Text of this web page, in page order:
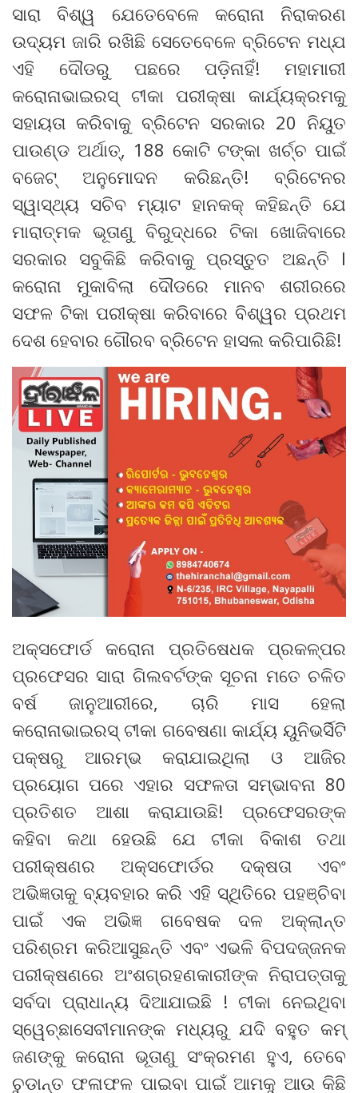
ସାରା ବିଶ୍ୱ ଯେତେବେଳେ କରୋନା ନିରାକରଣ
ଉଦ୍ୟମ ଜାରି ରଖିଛି ସେତେବେଳେ ବ୍ରିଟେନ ମଧ୍ଯ
ଏହି ଦୌଡରୁ ପଛରେ ପଡ଼ିନାହିଁ! ମହାମାରୀ
କରୋନାଭାଇରସ୍ ଟୀକା ପରୀକ୍ଷା କାର୍ଯ୍ୟକ୍ରମକୁ
ସହାୟତା କରିବାକୁ ବ୍ରିଟେନ ସରକାର 20 ନିୟୁତ
ପାଉଣ୍ଡ ଅର୍ଥାତ୍, 188 କୋଟି ଟଙ୍କା ଖର୍ଚ୍ଚ ପାଇଁ
ବଜେଟ୍ ଅନୁମୋଦନ କରିଛନ୍ତି! ବ୍ରିଟେନର
ସ୍ୱାସ୍ଥ୍ୟ ସଚିବ ମ୍ୟାଟ ହାନକକ୍ କହିଛନ୍ତି ଯେ
ମାରାତ୍ମକ ଭୂତାଣୁ ବିରୁଦ୍ଧରେ ଟିକା ଖୋଜିବାରେ
ସରକାର ସବୁକିଛି କରିବାକୁ ପ୍ରସ୍ତୁତ ଅଛନ୍ତି l
କରୋନା ମୁକାବିଲା ଦୌଡରେ ମାନବ ଶରୀରରେ
ସଫଳ ଟିକା ପରୀକ୍ଷା କରିବାରେ ବିଶ୍ୱର ପ୍ରଥମ
ଦେଶ ହେବାର ଗୌରବ ବ୍ରିଟେନ ହାସଲ କରିପାରିଛି!
ଅକ୍ସଫୋର୍ଡ କରୋନା ପ୍ରତିଷେଧକ ପ୍ରକଳ୍ପର
ପ୍ରଫେସର ସାରା ଗିଲବର୍ଟଙ୍କ ସୂଚନା ମତେ ଚଳିତ
ବର୍ଷ ଜାନୁଆରୀରେ, ଚାରି ମାସ ହେଲା
କରୋନାଭାଇରସ୍ ଟୀକା ଗବେଷଣା କାର୍ଯ୍ୟ ୟୁନିଭର୍ସିଟି
ପକ୍ଷରୁ ଆରମ୍ଭ କରାଯାଇଥିଲା ଓ ଆଜିର
ପ୍ରୟୋଗ ପରେ ଏହାର ସଫଳତା ସମ୍ଭାବନା 80
ପ୍ରତିଶତ ଆଶା କରାଯାଉଛି! ପ୍ରଫେସରଙ୍କ
କହିବା କଥା ହେଉଛି ଯେ ଟୀକା ବିକାଶ ତଥା
ପରୀକ୍ଷଣର ଅକ୍ସଫୋର୍ଡର ଦକ୍ଷତା ଏବଂ
ଅଭିଜ୍ଞତାକୁ ବ୍ୟବହାର କରି ଏହି ସ୍ଥିତିରେ ପହଞ୍ଚିବା
ପାଇଁ ଏକ ଅଭିଜ୍ଞ ଗବେଷକ ଦଳ ଅକ୍ଲାନ୍ତ
ପରିଶ୍ରମ କରିଆସୁଛନ୍ତି ଏବଂ ଏଭଳି ବିପଦଜ୍ଜନକ
ପରୀକ୍ଷଣରେ ଅଂଶଗ୍ରହଣକାରୀଙ୍କ ନିରାପତ୍ତାକୁ
ସର୍ବଦା ପ୍ରାଧାନ୍ୟ ଦିଆଯାଇଛି ! ଟୀକା ନେଇଥିବା
ସ୍ୱେଚ୍ଛାସେବୀମାନଙ୍କ ମଧ୍ୟରୁ ଯଦି ବହୁତ କମ୍
ଜଣଙ୍କୁ କରୋନା ଭୂତାଣୁ ସଂକ୍ରମଣ ହୁଏ, ତେବେ
ଚୁଡାନ୍ତ ଫଳାଫଳ ପାଇବା ପାଇଁ ଆମକୁ ଆଉ କିଛି